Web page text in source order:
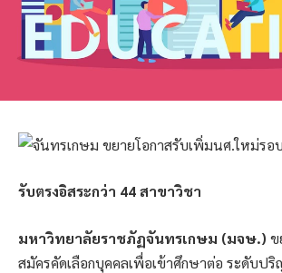
รับตรงอิสระกว่า 44 สาขาวิชา
มหาวิทยาลัยราชภัฏจันทรเกษม (มจษ.) ข
สมัครคัดเลือกบุคคลเพื่อเข้าศึกษาต่อ ระดับป